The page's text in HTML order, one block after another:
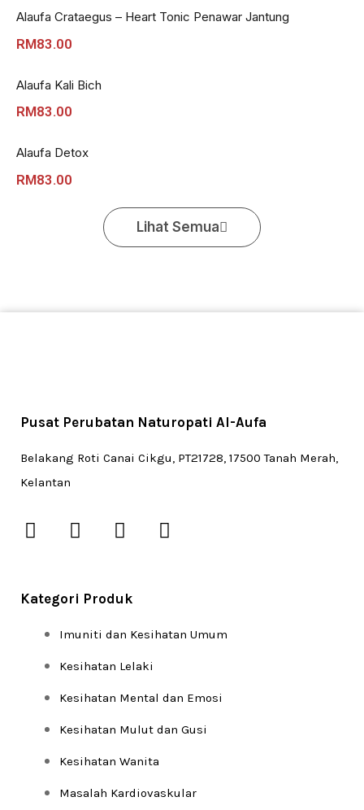
Alaufa Crataegus – Heart Tonic Penawar Jantung
RM83.00
Alaufa Kali Bich
RM83.00
Alaufa Detox
RM83.00
Lihat Semua
Pusat Perubatan Naturopati Al-Aufa
Belakang Roti Canai Cikgu, PT21728, 17500 Tanah Merah,
Kelantan
F
a
b
I
n
a
r
a
T
i
o
W
h
p
Kategori Produk
Imuniti dan Kesihatan Umum
Kesihatan Lelaki
Kesihatan Mental dan Emosi
Kesihatan Mulut dan Gusi
Kesihatan Wanita
Masalah Kardiovaskular